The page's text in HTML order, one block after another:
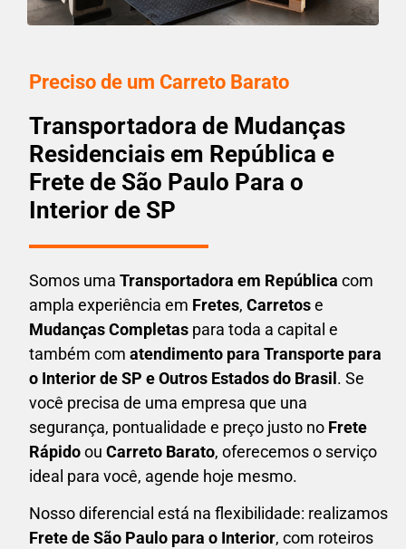
Preciso de um Carreto Barato
Transportadora de Mudanças
Residenciais em República e
Frete de São Paulo Para o
Interior de SP
Somos uma Transportadora em República com
ampla experiência em Fretes, Carretose
Mudanças Completas para toda a capital e
também com atendimento para Transporte para
o Interior de SP e Outros Estados do Brasil. Se
você precisa de uma empresa que una
segurança, pontualidade e preço justo no Frete
Rápidoou Carreto Barato, oferecemos o serviço
ideal para você, agende hoje mesmo.
Nosso diferencial está na flexibilidade: realizamos
Frete de São Paulo para o Interior, com roteiros